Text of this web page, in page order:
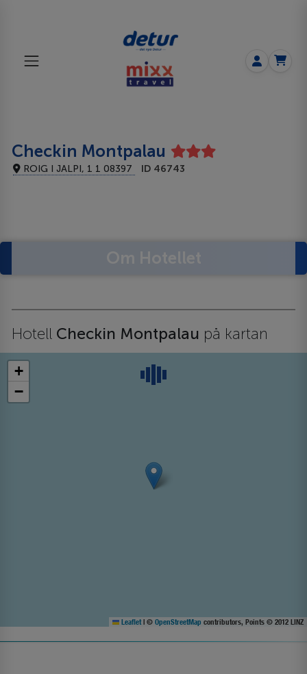
Checkin Montpalau
ROIG I JALPI, 1 1 08397 ID 46743
Hotell Checkin Montpalau på kartan
+
−
Leaflet | © OpenStreetMap contributors, Points © 2012 LINZ